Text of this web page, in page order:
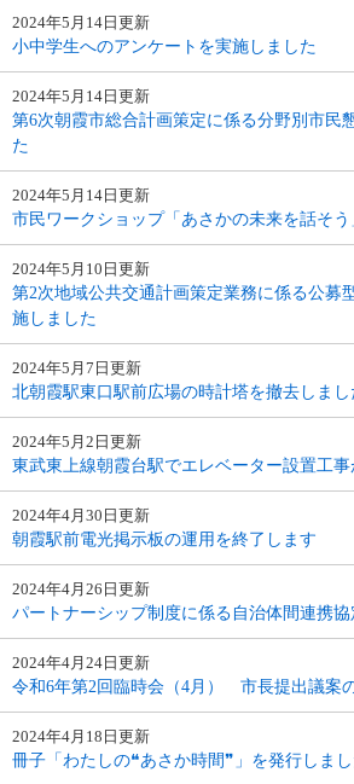
2024年5月14日更新
小中学生へのアンケートを実施しました
2024年5月14日更新
第6次朝霞市総合計画策定に係る分野別市民
た
2024年5月14日更新
市民ワークショップ「あさかの未来を話そ
2024年5月10日更新
第2次地域公共交通計画策定業務に係る公募
施しました
2024年5月7日更新
北朝霞駅東口駅前広場の時計塔を撤去しまし
2024年5月2日更新
東武東上線朝霞台駅でエレベーター設置工
2024年4月30日更新
朝霞駅前電光掲示板の運用を終了します
2024年4月26日更新
パートナーシップ制度に係る自治体間連携
2024年4月24日更新
令和6年第2回臨時会（4月） 市長提出議案
2024年4月18日更新
冊子「わたしの❝あさか時間❞」を発行しまし